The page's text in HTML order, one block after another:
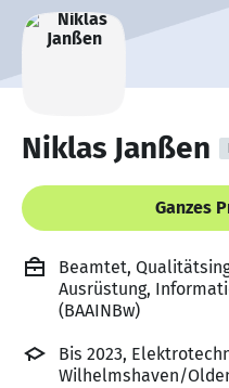
Niklas Janßen
Ganzes
Beamtet,
Ausrüstung,
(BAAINBw)
Bis 2023,
Wilhelmshaven/